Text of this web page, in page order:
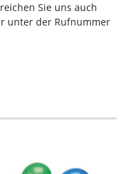
Sie uns auch
unter der Rufnummer